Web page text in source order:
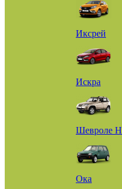
Иксрей
Искра
Шевроле
Ока